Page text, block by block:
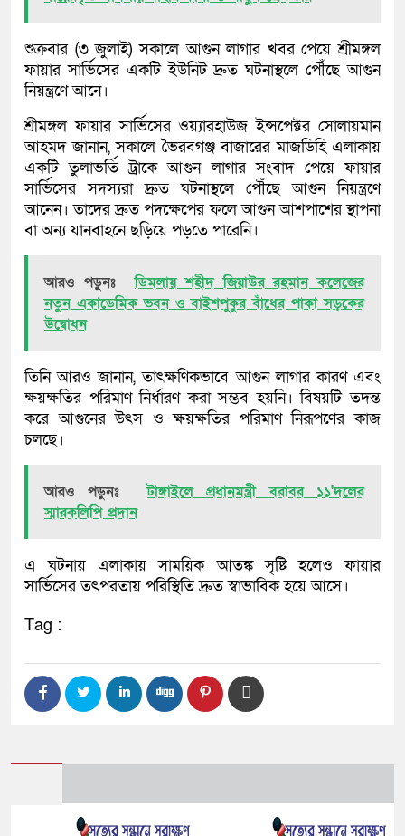
শুক্রবার (৩ জুলাই) সকালে আগুন লাগার খবর পেয়ে শ্রীমঙ্গল
ফায়ার সার্ভিসের একটি ইউনিট দ্রুত ঘটনাস্থলে পৌঁছে আগুন
নিয়ন্ত্রণে আনে।
শ্রীমঙ্গল ফায়ার সার্ভিসের ওয়্যারহাউজ ইন্সপেক্টর সোলায়মান
আহমদ জানান, সকালে ভৈরবগঞ্জ বাজারের মাজডিহি এলাকায়
একটি তুলাভর্তি ট্রাকে আগুন লাগার সংবাদ পেয়ে ফায়ার
সার্ভিসের সদস্যরা দ্রুত ঘটনাস্থলে পৌঁছে আগুন নিয়ন্ত্রণে
আনেন। তাদের দ্রুত পদক্ষেপের ফলে আগুন আশপাশের স্থাপনা
বা অন্য যানবাহনে ছড়িয়ে পড়তে পারেনি।
আরও পড়ুনঃ
ডিমলায় শহীদ জিয়াউর রহমান কলেজের
নতুন একাডেমিক ভবন ও বাইশপুকুর বাঁধের পাকা সড়কের
উদ্বোধন
তিনি আরও জানান, তাৎক্ষণিকভাবে আগুন লাগার কারণ এবং
ক্ষয়ক্ষতির পরিমাণ নির্ধারণ করা সম্ভব হয়নি। বিষয়টি তদন্ত
করে আগুনের উৎস ও ক্ষয়ক্ষতির পরিমাণ নিরূপণের কাজ
চলছে।
আরও পড়ুনঃ
টাঙ্গাইলে প্রধানমন্ত্রী বরাবর ১১'দলের
স্মারকলিপি প্রদান
এ ঘটনায় এলাকায় সাময়িক আতঙ্ক সৃষ্টি হলেও ফায়ার
সার্ভিসের তৎপরতায় পরিস্থিতি দ্রুত স্বাভাবিক হয়ে আসে।
Tag :